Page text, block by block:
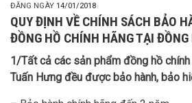
ĐĂNG NGÀY 14/01/2018
QUY ĐỊNH VỀ CHÍNH SÁCH BẢO
ĐỒNG HỒ CHÍNH HÃNG TẠI
1/Tất cả các sản phẩm đồng hồ
Tuấn Hưng đều được bảo hành, bảo